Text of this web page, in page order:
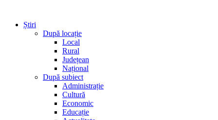
Știri
După locație
Local
Rural
Județean
Național
După subiect
Administrație
Cultură
Economic
Educație